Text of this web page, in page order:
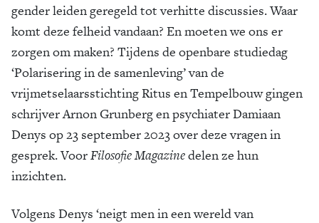
gender leiden geregeld tot verhitte discussies. Waar
komt deze felheid vandaan? En moeten we ons er
zorgen om maken? Tijdens de openbare studiedag
‘Polarisering in de samenleving’ van de
vrijmetselaarsstichting Ritus en Tempelbouw gingen
schrijver Arnon Grunberg en psychiater Damiaan
Denys op 23 september 2023 over deze vragen in
gesprek. VoorFilosofie Magazinedelen ze hun
inzichten.
Volgens Denys ‘neigt men in een wereld van